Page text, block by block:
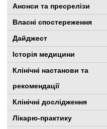
Анонси та пресрелізи
Власні спостереження
Дайджест
Історія медицини
Клінiчні настанови та
рекомендації
Клінічні дослідження
Лікарю-практику